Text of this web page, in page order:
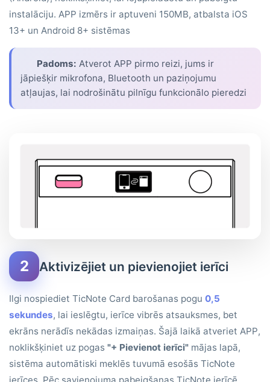
instalāciju. APP izmērs ir aptuveni 150MB, atbalsta iOS
13+ un Android 8+ sistēmas
Padoms: Atverot APP pirmo reizi, jums ir
jāpiešķir mikrofona, Bluetooth un paziņojumu
atļaujas, lai nodrošinātu pilnīgu funkcionālo pieredzi
2 Aktivizējiet un pievienojiet ierīci
Ilgi nospiediet TicNote Card barošanas pogu 0,5
sekundes, lai ieslēgtu, ierīce vibrēs atsauksmes, bet
ekrāns nerādīs nekādas izmaiņas. Šajā laikā atveriet APP,
noklikšķiniet uz pogas "+ Pievienot ierīci" mājas lapā,
sistēma automātiski meklēs tuvumā esošās TicNote